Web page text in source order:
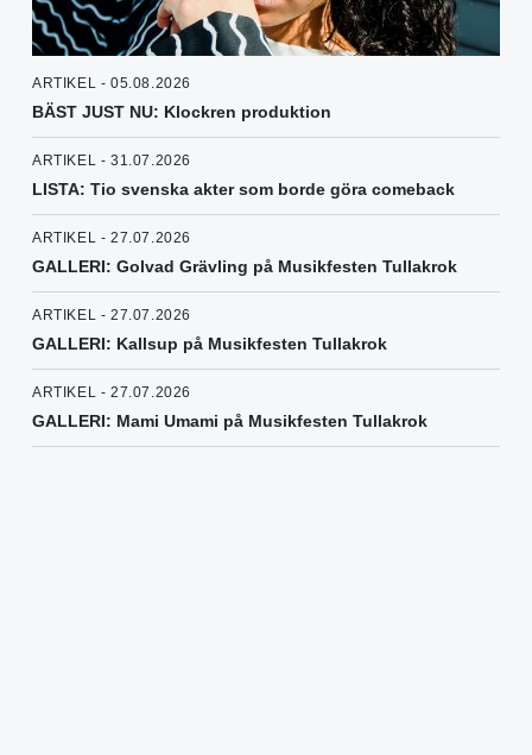
ARTIKEL - 05.08.2026
BÄST JUST NU: Klockren produktion
ARTIKEL - 31.07.2026
LISTA: Tio svenska akter som borde göra comeback
ARTIKEL - 27.07.2026
GALLERI: Golvad Grävling på Musikfesten Tullakrok
ARTIKEL - 27.07.2026
GALLERI: Kallsup på Musikfesten Tullakrok
ARTIKEL - 27.07.2026
GALLERI: Mami Umami på Musikfesten Tullakrok